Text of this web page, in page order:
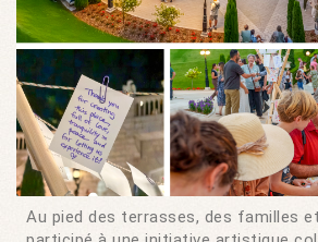
Au pied des terrasses, des familles